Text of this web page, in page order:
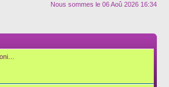
Nous sommes le 06 Aoû 2026 16:34